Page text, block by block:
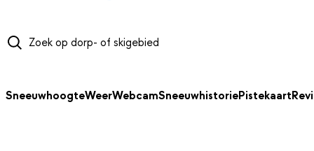
SneeuwhoogteWeerWebcamSneeuwhistoriePistekaart